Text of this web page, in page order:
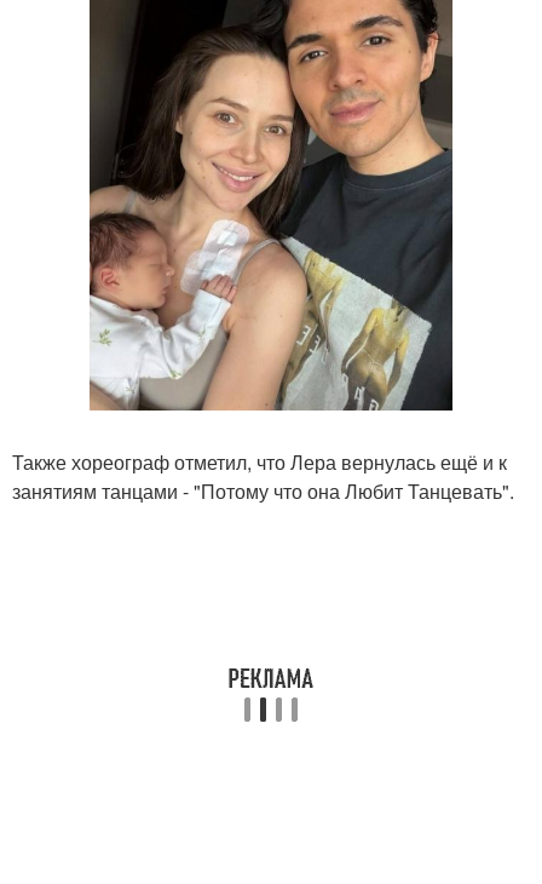
Также хореограф отметил, что Лера вернулась ещё и к
занятиям танцами - "Потому что она Любит Танцевать".